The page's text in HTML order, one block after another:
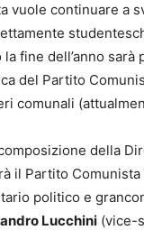
vuole continuare a
fine dell’anno
del Partito
comunali
della
il Partito
politico e
Lucchini (vice-